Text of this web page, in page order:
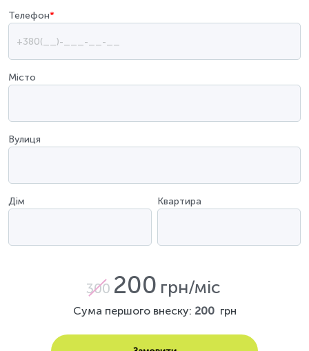
Телефон*
Місто
Вулиця
Дім Квартира
300 200 грн/міс
Сума першого внеску: 200 грн